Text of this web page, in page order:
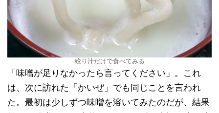
絞り汁だけで食べてみる
「味噌が足りなかったら言ってください」。これ
は、次に訪れた「かいぜ」でも同じことを言われ
た。最初は少しずつ味噌を溶いてみたのだが、結果